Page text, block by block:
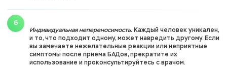
Индивидуальная непереносимость. Каждый человек уникален,
и то, что подходит одному, может навредить другому. Если
вы замечаете нежелательные реакции или неприятные
симптомы после приема БАДов, прекратите их
использование и проконсультируйтесь с врачом.